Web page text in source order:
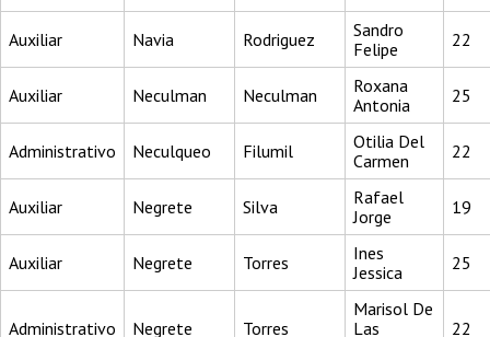
Auxiliar Navia Rodriguez
Sandro
Felipe
22
Auxiliar Neculman Neculman
Roxana
Antonia
25
Administrativo Neculqueo Filumil
Otilia Del
Carmen
22
Auxiliar Negrete Silva
Rafael
Jorge
19
Auxiliar Negrete Torres
Ines
Jessica
25
Administrativo Negrete Torres
Marisol De
Las
22